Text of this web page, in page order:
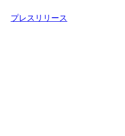
プレスリリース